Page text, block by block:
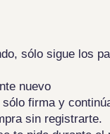
sólo sigue los
nuevo
firma y
sin registrarte.